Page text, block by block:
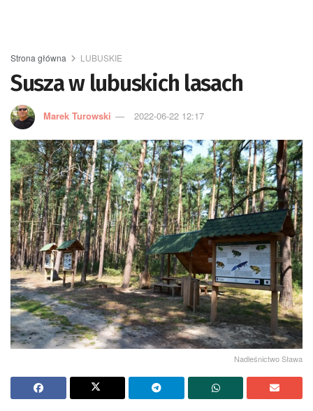
Strona główna LUBUSKIE
Susza w lubuskich lasach
Marek Turowski 2022-06-22 12:17
Nadleśnictwo Sława